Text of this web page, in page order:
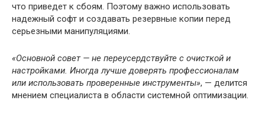
что приведет к сбоям. Поэтому важно использовать
надежный софт и создавать резервные копии перед
серьезными манипуляциями.
«Основной совет — не переусердствуйте с очисткой и
настройками. Иногда лучше доверять профессионалам
или использовать проверенные инструменты», — делится
мнением специалиста в области системной оптимизации.